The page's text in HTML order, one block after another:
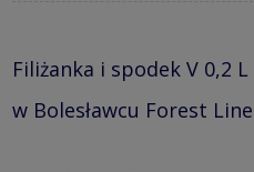
Filiżanka i spodek V 0,2
w Bolesławcu Forest Line